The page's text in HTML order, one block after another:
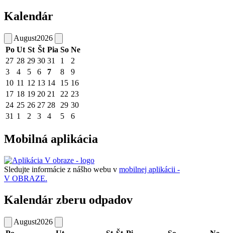
Kalendár
August2026
Po Ut St Št Pia So Ne
27 28 29 30 31 1
2
3
4 5 6 7 8
9
10 11 12 13 14 15 16
17 18 19 20 21 22 23
24 25 26 27 28 29 30
31 1 2 3 4 5 6
Mobilná aplikácia
Sledujte informácie z nášho webu v mobilnej aplikácii -
V OBRAZE.
Kalendár zberu odpadov
August2026